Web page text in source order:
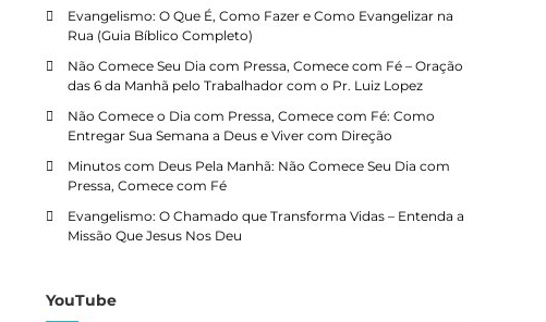
Evangelismo: O Que É, Como Fazer e Como Evangelizar na
Rua (Guia Bíblico Completo)
Não Comece Seu Dia com Pressa, Comece com Fé – Oração
das 6 da Manhã pelo Trabalhador com o Pr. Luiz Lopez
Não Comece o Dia com Pressa, Comece com Fé: Como
Entregar Sua Semana a Deus e Viver com Direção
Minutos com Deus Pela Manhã: Não Comece Seu Dia com
Pressa, Comece com Fé
Evangelismo: O Chamado que Transforma Vidas – Entenda a
Missão Que Jesus Nos Deu
YouTube